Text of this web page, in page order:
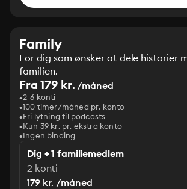
Family
For dig som ønsker at dele historier
familien.
Fra 179 kr./måned
2-6 konti
100 timer/måned pr. konto
Fri lytning til podcasts
Kun 39 kr. pr. ekstra konto
Ingen binding
Dig + 1 familiemedlem
2 konti
179 kr. /måned